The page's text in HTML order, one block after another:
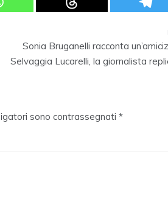
Sonia Bruganelli racconta
Selvaggia Lucarelli, la giornalista
sono contrassegnati *